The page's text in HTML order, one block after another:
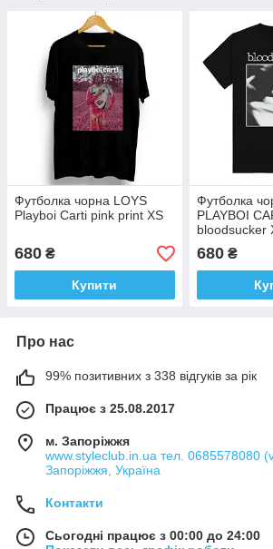
Футболка чорна LOYS
Playboi Carti pink print XS
680 ₴
Купити
Футболка
PLAYBOI
bloodsucker
680₴
Про нас
99% позитивних з 338 відгуків за рік
Працює з 25.08.2017
м. Запоріжжя
www.styleclub.in.ua тел. 0685578080
Запоріжжя, Україна
Контакти
Сьогодні працює з 00:00 до 24:00